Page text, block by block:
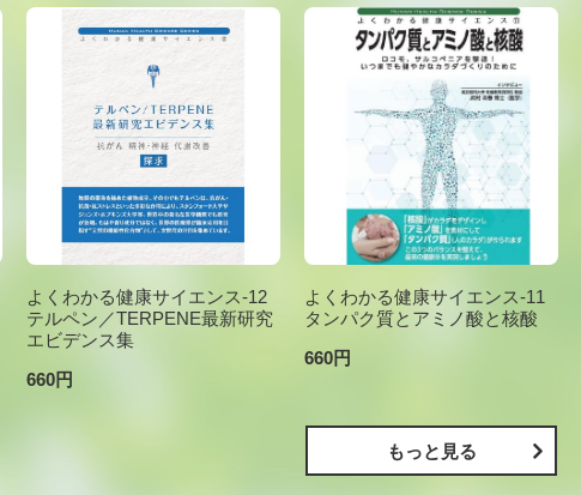
よくわかる健康サイエンス-12
テルペン／TERPENE最新研究
エビデンス集
660円
よくわかる健康サイエンス-11
タンパク質とアミノ酸と核酸
660円
もっと見る